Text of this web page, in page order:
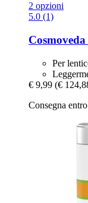
2 opzioni
5.0 (1)
Cosmoveda
Per
€ 9,99 (€
Consegna